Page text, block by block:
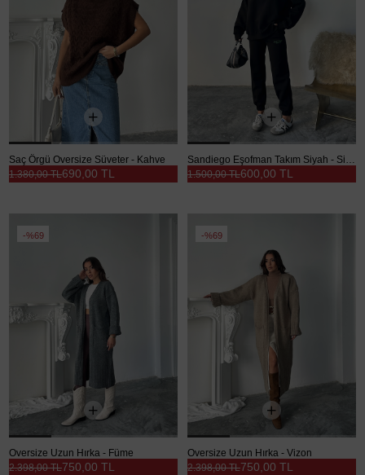
Saç Örgü Oversize Süveter - Kahve
690,00 TL
1.380,00 TL
Sandiego Eşofman Takım Siyah - Siyah
600,00 TL
1.500,00 TL
%69
Oversize Uzun Hırka - Füme
750,00 TL
2.398,00 TL
%69
Oversize Uzun Hırka - Vizon
750,00 TL
2.398,00 TL